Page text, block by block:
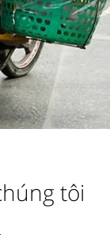
tôi